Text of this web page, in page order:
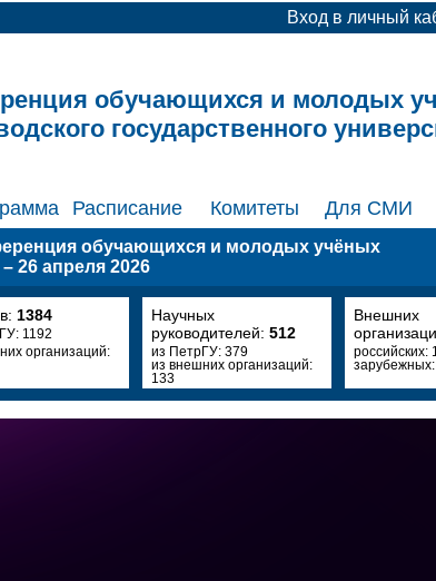
Вход в личный
обучающихся и молодых
государственного
Расписание Комитеты Для СМИ
обучающихся и молодых учёных
26 апреля 2026
1384
1192
организаций:
Научных
руководителей: 512
из ПетрГУ: 379
из внешних организаций:
133
Внешних
российских: